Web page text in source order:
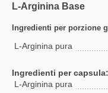
L-Arginina Base
Ingredienti per porzione
L-Arginina pura
Ingredienti per capsula:
L-Arginina pura